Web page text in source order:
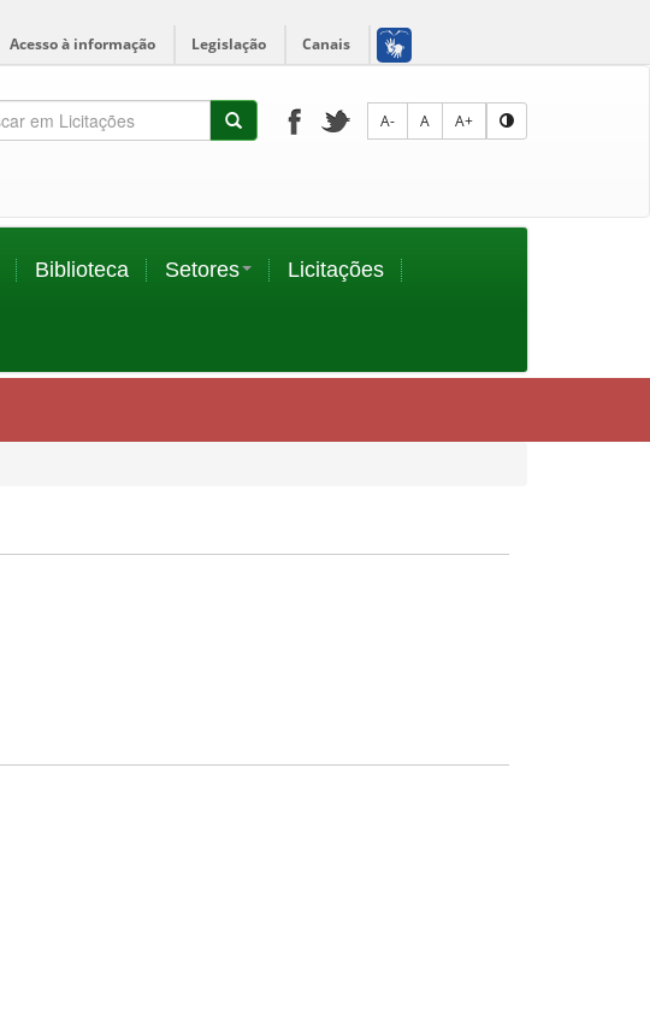
Acesso à informação Legislação Canais
A- A A+
Biblioteca Setores Licitações